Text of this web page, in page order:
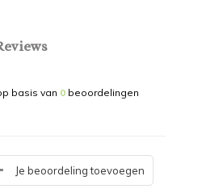
basis van 0 beoordelingen
Je beoordeling toevoegen